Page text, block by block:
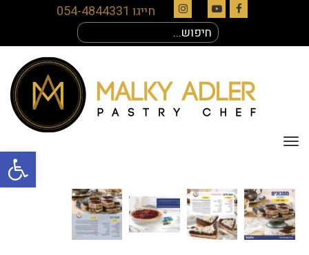
פתח
Facebook
YouTube
Instagram
חייגו 054-4844331
עבור:
תפריט